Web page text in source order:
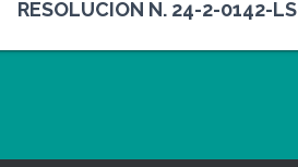
RESOLUCION N. 24-2-0142-LS